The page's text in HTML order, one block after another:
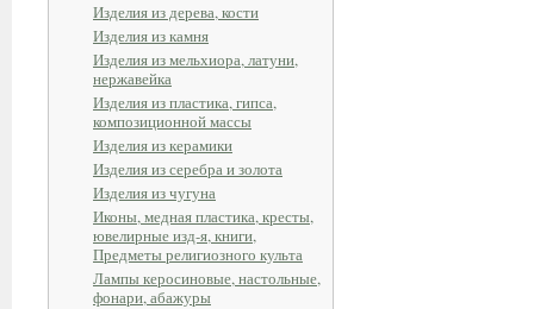
Изделия из дерева, кости
Изделия из камня
Изделия из мельхиора, латуни,
нержавейка
Изделия из пластика, гипса,
композиционной массы
Изделия из керамики
Изделия из серебра и золота
Изделия из чугуна
Иконы, медная пластика, кресты,
ювелирные изд-я, книги,
Предметы религиозного культа
Лампы керосиновые, настольные,
фонари, абажуры